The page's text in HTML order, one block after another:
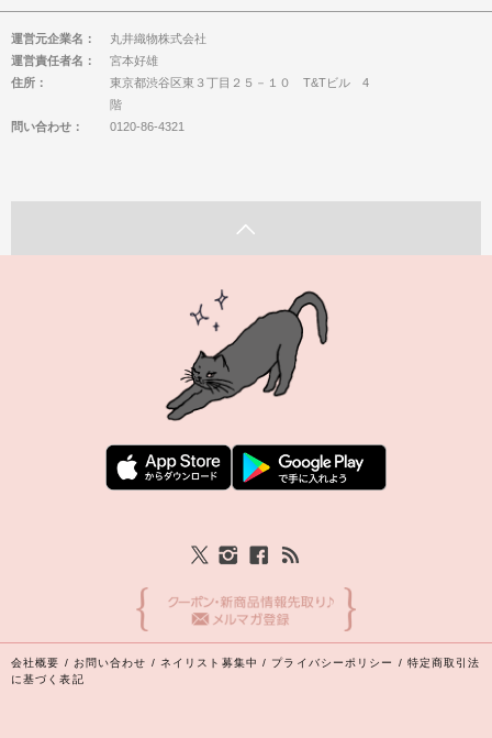
運営元企業名：
丸井織物株式会社
運営責任者名：
宮本好雄
住所：
東京都渋谷区東３丁目２５－１０ T&Tビル 4
階
問い合わせ：
0120-86-4321
会社概要 / お問い合わせ / ネイリスト募集中 / プライバシーポリシー / 特定商取引法
に基づく表記